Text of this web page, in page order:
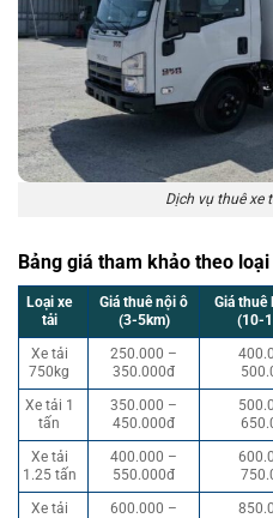
Dịch vụ thuê xe
Bảng giá tham khảo theo
Loại xe
tải
Giá thuê nội ô
(3-5km)
Giá thuê
(10-
Xe tải
750kg
250.000 –
350.000đ
Xe tải 1
tấn
350.000 –
450.000đ
Xe tải
1.25 tấn
400.000 –
550.000đ
Xe tải
600.000 –